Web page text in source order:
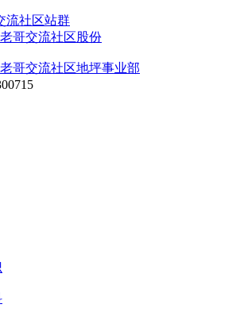
流社区站群
哥交流社区股份
哥交流社区地坪事业部